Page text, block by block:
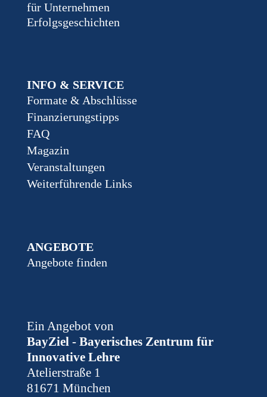
für Unternehmen
Erfolgsgeschichten
INFO & SERVICE
Formate & Abschlüsse
Finanzierungstipps
FAQ
Magazin
Veranstaltungen
Weiterführende Links
ANGEBOTE
Angebote finden
Ein Angebot von
BayZiel - Bayerisches Zentrum für
Innovative Lehre
Atelierstraße 1
81671 München